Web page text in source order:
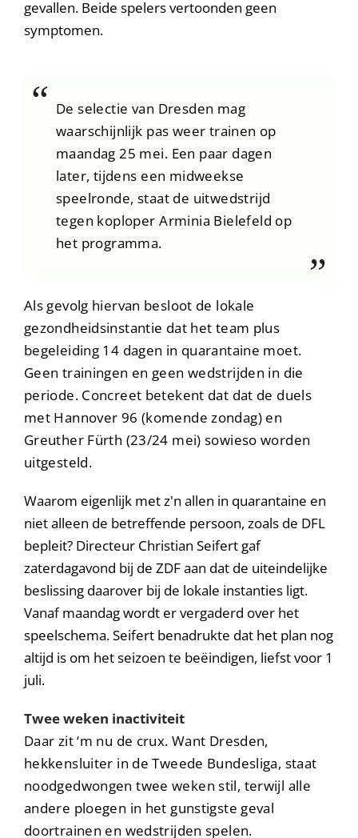
gevallen. Beide spelers vertoonden geen
symptomen.
De selectie van Dresden mag
waarschijnlijk pas weer trainen op
maandag 25 mei. Een paar dagen
later, tijdens een midweekse
speelronde, staat de uitwedstrijd
tegen koploper Arminia Bielefeld op
het programma.
Als gevolg hiervan besloot de lokale
gezondheidsinstantie dat het team plus
begeleiding 14 dagen in quarantaine moet.
Geen trainingen en geen wedstrijden in die
periode. Concreet betekent dat dat de duels
met Hannover 96 (komende zondag) en
Greuther Fürth (23/24 mei) sowieso worden
uitgesteld.
Waarom eigenlijk met z'n allen in quarantaine en
niet alleen de betreffende persoon, zoals de DFL
bepleit? Directeur Christian Seifert gaf
zaterdagavond bij de ZDF aan dat de uiteindelijke
beslissing daarover bij de lokale instanties ligt.
Vanaf maandag wordt er vergaderd over het
speelschema. Seifert benadrukte dat het plan nog
altijd is om het seizoen te beëindigen, liefst voor 1
juli.
Twee weken inactiviteit
Daar zit ‘m nu de crux. Want Dresden,
hekkensluiter in de Tweede Bundesliga, staat
noodgedwongen twee weken stil, terwijl alle
andere ploegen in het gunstigste geval
doortrainen en wedstrijden spelen.